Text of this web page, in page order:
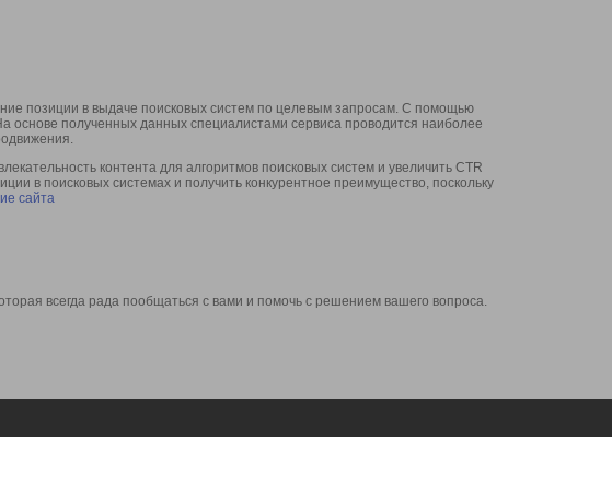
позиции в выдаче поисковых систем по целевым запросам. С помощью
основе полученных данных специалистами сервиса проводится наиболее
контента для алгоритмов поисковых систем и увеличить CTR
в поисковых системах и получить конкурентное преимущество, поскольку
сайта
всегда рада пообщаться с вами и помочь с решением вашего вопроса.